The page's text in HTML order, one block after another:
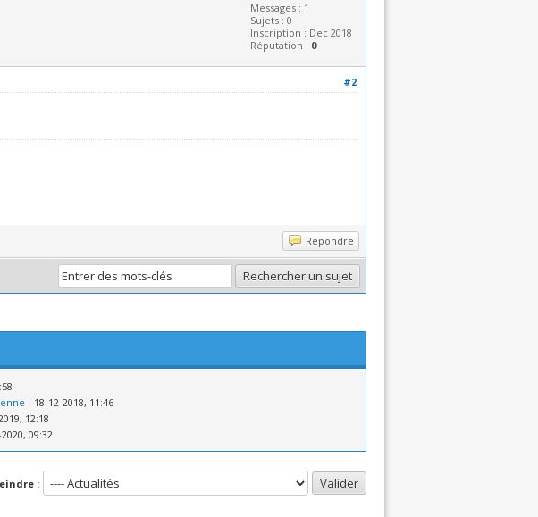
Messages : 1
Sujets : 0
Inscription : Dec 2018
Réputation : 0
#2
Répondre
- 18-12-2018, 11:46
12:18
09:32
: